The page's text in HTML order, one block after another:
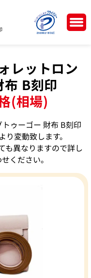
レットロン
B刻印
(相場)
ゥーゴー 財布 B刻印
変動致します。
も異なりますので詳し
ください。